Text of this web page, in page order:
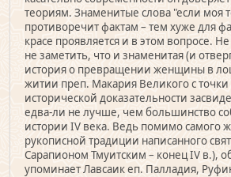
теориям. Знаменитые слова "если моя
противоречит фактам – тем хуже для
красе проявляется и в этом вопросе.
не заметить, что и знаменитая (и
история о превращении женщины в
житии преп. Макария Великого с
исторической доказательности
едва-ли не лучше, чем большинство
истории IV века. Ведь помимо самого
рукописной традиции написанного
Сарапионом Тмуитским – конец IV в.),
упоминает Лавсаик еп. Палладия,